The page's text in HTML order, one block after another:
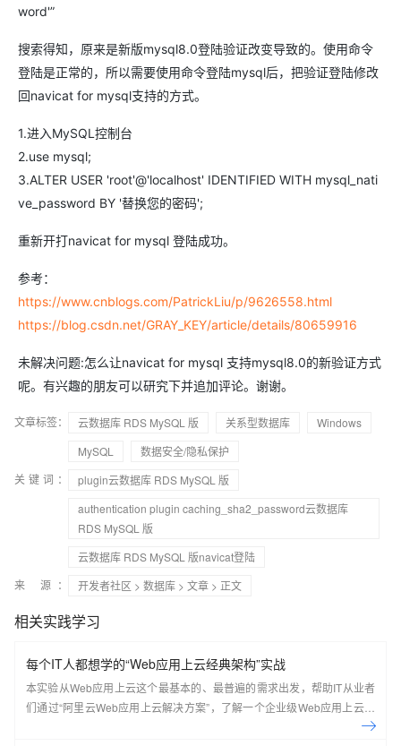
word'”
搜索得知，原来是新版mysql8.0登陆验证改变导致的。使用命令
登陆是正常的，所以需要使用命令登陆mysql后，把验证登陆修改
回navicat for mysql支持的方式。
1.进入MySQL控制台
2.use mysql;
3.ALTER USER 'root'@'localhost' IDENTIFIED WITH mysql_nati
ve_password BY '替换您的密码';
重新开打navicat for mysql 登陆成功。
参考：
https://www.cnblogs.com/PatrickLiu/p/9626558.html
https://blog.csdn.net/GRAY_KEY/article/details/80659916
未解决问题:怎么让navicat for mysql 支持mysql8.0的新验证方式
呢。有兴趣的朋友可以研究下并追加评论。谢谢。
文章标签： 云数据库 RDS MySQL 版 关系型数据库
Windows
MySQL
数据安全/隐私保护
关键词：
plugin云数据库 RDS MySQL 版
authentication plugin caching_sha2_password云数据库
RDS MySQL 版
云数据库 RDS MySQL 版navicat登陆
来 源：
开发者社区 > 数据库 > 文章 > 正文
相关实践学习
每个IT人都想学的“Web应用上云经典架构”实战
本实验从Web应用上云这个最基本的、最普遍的需求出发，帮助IT从业者
们通过“阿里云Web应用上云解决方案”，了解一个企业级Web应用上云的